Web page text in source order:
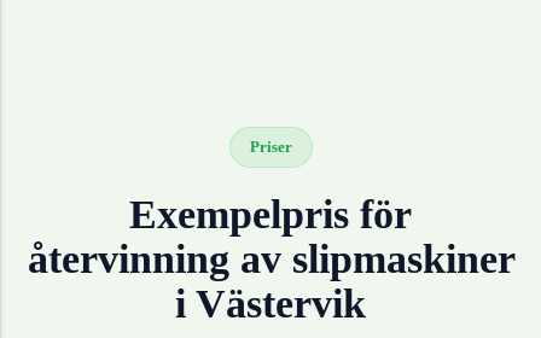
Priser
Exempelpris för
återvinning av slipmaskiner
i Västervik